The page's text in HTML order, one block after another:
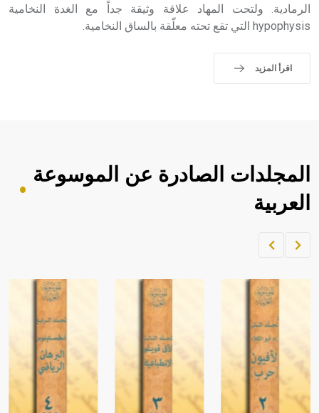
الرمادية. ولتحت المهاد علاقة وثيقة جداً مع الغدة النخامية
hypophysis التي تقع تحته معلّقة بالساق النخامية.
اقرأ المزيد
المجلدات الصادرة عن الموسوعة
العربية